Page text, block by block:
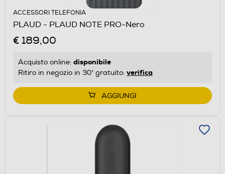
ACCESSORI TELEFONIA
PLAUD - PLAUD NOTE PRO-Nero
€ 189,00
Acquisto online: disponibile
Ritiro in negozio in 30' gratuito: verifica
AGGIUNGI